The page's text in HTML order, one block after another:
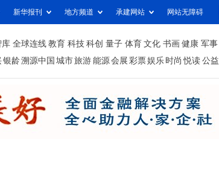
新华报刊 地方频道 承建网站 网站无障碍
库 全球连线 教育 科技 科创 量子 体育 文化 书画 健康 军事
银龄溯源中国 城市旅游 能源 会展 彩票娱乐 时尚 悦读 公益